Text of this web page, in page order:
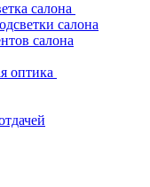
салона
салона
салона
оптика